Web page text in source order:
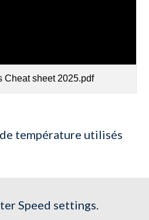
Cheat sheet 2025.pdf
température utilisés
Speed settings.